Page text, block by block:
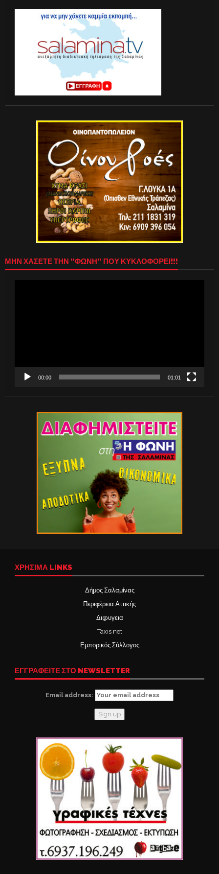
ΜΗΝ ΧΑΣΕΤΕ ΤΗΝ “ΦΩΝΗ” ΠΟΥ ΚΥΚΛΟΦΟΡΕΙ!!!
00:00 01:01
ΧΡΉΣΙΜΑ LINKS
Δήμος Σαλαμίνας
Περιφέρεια Αττικής
Δι@υγεια
Taxis net
Εμπορικός Σύλλογος
ΕΓΓΡΑΦΕΙΤΕ ΣΤΟ NEWSLETTER
Email address: